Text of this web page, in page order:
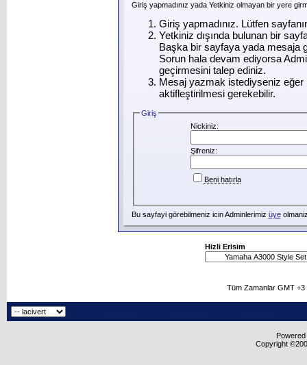
Giriş yapmadınız yada Yetkiniz olmayan bir yere
Giriş yapmadınız. Lütfen
Yetkiniz dışında bulunan bir
Başka bir sayfaya yada mesaja
Sorun hala devam ediyorsa
geçirmesini talep ediniz.
Mesaj yazmak istediyseniz eğer
aktifleştirilmesi gerekebilir.
Giriş
Nickiniz:
Şifreniz:
Beni hatırla
Bu sayfayi görebilmeniz icin Adminlerimiz üye
Hizli Erisim
Tüm Zamanlar GMT
Copyright